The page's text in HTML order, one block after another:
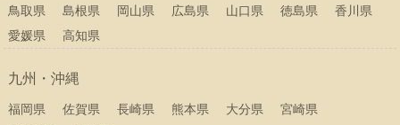
鳥取県 島根県 岡山県 広島県 山口県 徳島県
香川県
愛媛県
高知県
九州・沖縄
福岡県 佐賀県 長崎県 熊本県 大分県
宮崎県